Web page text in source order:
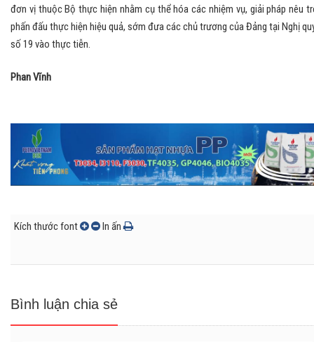
đơn vị thuộc Bộ thực hiện nhằm cụ thể hóa các nhiệm vụ, giải pháp nêu
phấn đấu thực hiện hiệu quả, sớm đưa các chủ trương của Đảng tại Nghị
số 19 vào thực tiễn.
Phan Vĩnh
Kích thước font In ấn
Bình luận chia sẻ